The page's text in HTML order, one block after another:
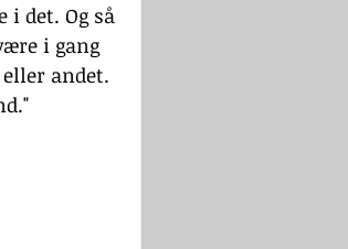
i det. Og så
i gang
andet.